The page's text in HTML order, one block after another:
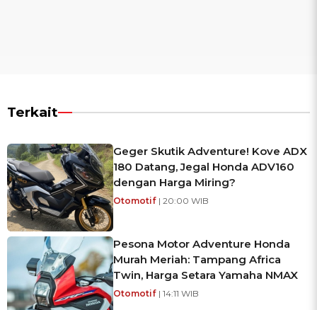
Terkait
Geger Skutik Adventure! Kove ADX
180 Datang, Jegal Honda ADV160
dengan Harga Miring?
Otomotif | 20:00 WIB
Pesona Motor Adventure Honda
Murah Meriah: Tampang Africa
Twin, Harga Setara Yamaha NMAX
Otomotif | 14:11 WIB